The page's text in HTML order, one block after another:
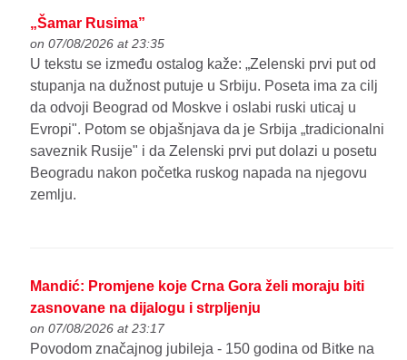
„Šamar Rusima”
on 07/08/2026 at 23:35
U tekstu se između ostalog kaže: „Zelenski prvi put od
stupanja na dužnost putuje u Srbiju. Poseta ima za cilj
da odvoji Beograd od Moskve i oslabi ruski uticaj u
Evropi". Potom se objašnjava da je Srbija „tradicionalni
saveznik Rusije" i da Zelenski prvi put dolazi u posetu
Beogradu nakon početka ruskog napada na njegovu
zemlju.
Mandić: Promjene koje Crna Gora želi moraju biti
zasnovane na dijalogu i strpljenju
on 07/08/2026 at 23:17
Povodom značajnog jubileja - 150 godina od Bitke na